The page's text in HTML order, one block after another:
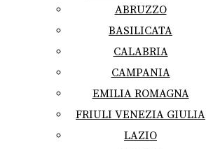
ABRUZZO
BASILICATA
CALABRIA
CAMPANIA
EMILIA ROMAGNA
FRIULI VENEZIA GIULIA
LAZIO